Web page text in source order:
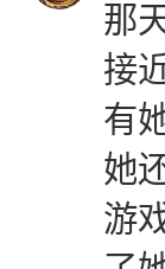
那
接
有
她
游